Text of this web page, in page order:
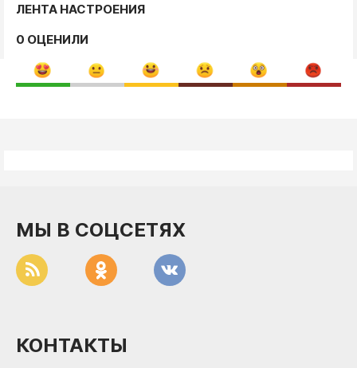
ЛЕНТА НАСТРОЕНИЯ
0 ОЦЕНИЛИ
МЫ В СОЦСЕТЯХ
КОНТАКТЫ